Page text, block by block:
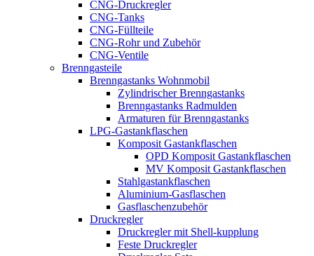
CNG-Druckregler
CNG-Tanks
CNG-Füllteile
CNG-Rohr und Zubehör
CNG-Ventile
Brenngasteile
Brenngastanks Wohnmobil
Zylindrischer Brenngastanks
Brenngastanks Radmulden
Armaturen für Brenngastanks
LPG-Gastankflaschen
Komposit Gastankflaschen
OPD Komposit Gastankflaschen
MV Komposit Gastankflaschen
Stahlgastankflaschen
Aluminium-Gasflaschen
Gasflaschenzubehör
Druckregler
Druckregler mit Shell-kupplung
Feste Druckregler